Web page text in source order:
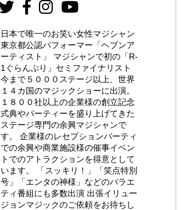
日本で唯一のお笑い女性マジシャン
東京都公認パフォーマー「ヘブンア
ーティスト」 マジシャンで初の「R-
1ぐらんぷり」セミファイナリスト
今まで５０００ステージ以上、世界
１４カ国のマジックショーに出演。
１８００社以上の企業様の創立記念
式典やパーティーを盛り上げてきた
ステージ専門の余興マジシャンで
す。 企業様のレセプションパーティ
での余興や商業施設様の催事イベン
トでのアトラクションを得意として
います。 「スッキリ！」「笑点特別
号」「エンタの神様」などのバラエ
ティ番組にも多数出演 出張イリュー
ジョンマジックのご依頼をお待ちし